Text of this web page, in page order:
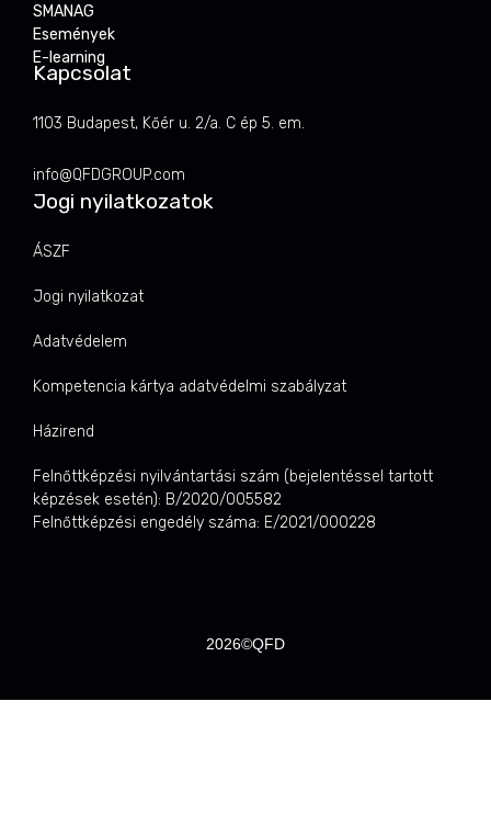
SMANAG
Események
E-learning
Kapcsolat
1103 Budapest, Kőér u. 2/a. C ép 5. em.
info@QFDGROUP.com
Jogi nyilatkozatok
ÁSZF
Jogi nyilatkozat
Adatvédelem
Kompetencia kártya adatvédelmi szabályzat
Házirend
Felnőttképzési nyilvántartási szám (bejelentéssel tartott
képzések esetén): B/2020/005582
Felnőttképzési engedély száma: E/2021/000228
2026©QFD